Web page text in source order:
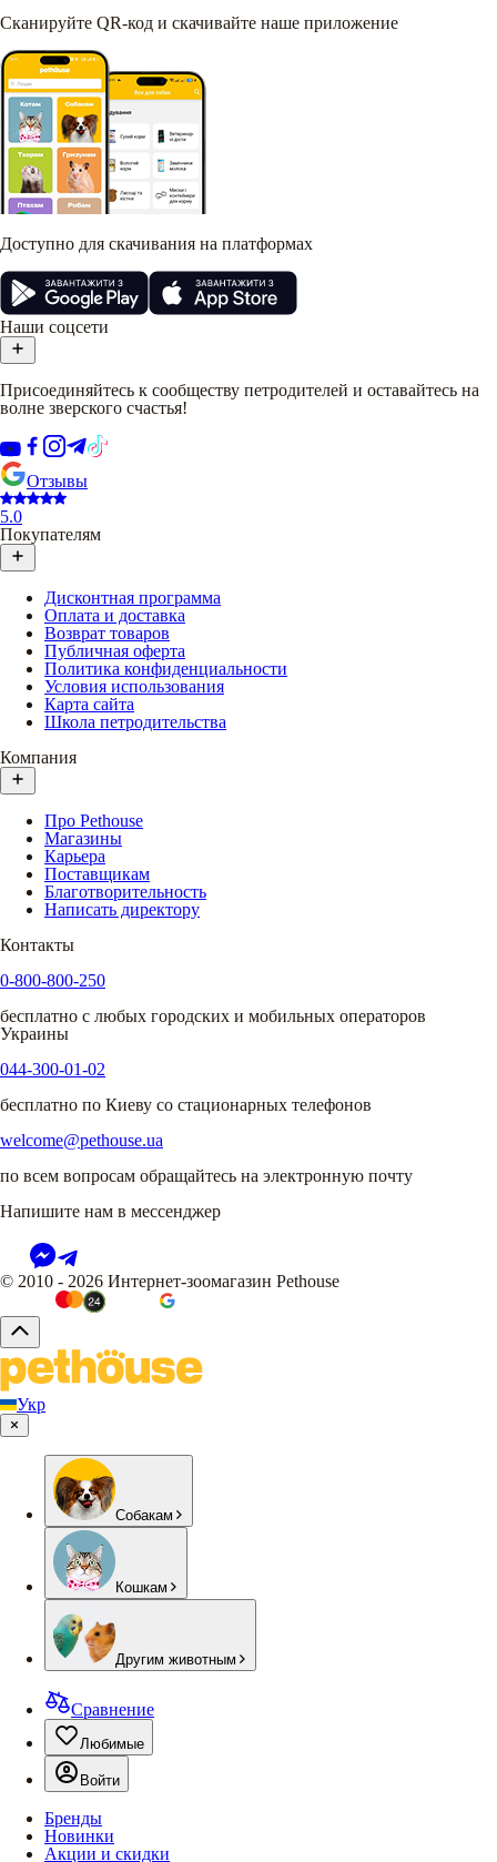
Сканируйте QR-код и скачивайте наше приложение
Доступно для скачивания на платформах
Наши соцсети
Присоединяйтесь к сообществу петродителей и оставайтесь на
волне зверского счастья!
Отзывы
5.0
Покупателям
Дисконтная программа
Оплата и доставка
Возврат товаров
Публичная оферта
Политика конфиденциальности
Условия использования
Карта сайта
Школа петродительства
Компания
Про Pethouse
Магазины
Карьера
Поставщикам
Благотворительность
Написать директору
Контакты
0-800-800-250
бесплатно с любых городских и мобильных операторов
Украины
044-300-01-02
бесплатно по Киеву со стационарных телефонов
welcome@pethouse.ua
по всем вопросам обращайтесь на электронную почту
Напишите нам в мессенджер
© 2010 - 2026 Интернет-зоомагазин Pethouse
Укр
Собакам
Кошкам
Другим животным
Сравнение
Любимые
Войти
Бренды
Новинки
Акции и скидки